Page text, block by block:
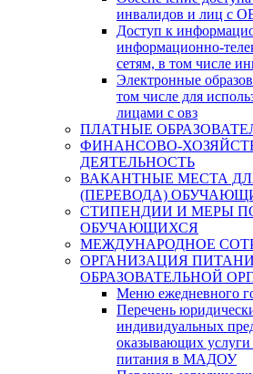
инвалидов и лиц с
Доступ к
информационно-
сетям, в том числе
Электронные
том числе для
лицами с овз
ПЛАТНЫЕ
ФИНАНСОВО-
ДЕЯТЕЛЬНОСТЬ
ВАКАНТНЫЕ МЕСТА
(ПЕРЕВОДА)
СТИПЕНДИИ И МЕРЫ
ОБУЧАЮЩИХСЯ
МЕЖДУНАРОДНОЕ
ОРГАНИЗАЦИЯ
ОБРАЗОВАТЕЛЬНОЙ
Меню ежедневного
Перечень
индивидуальных
оказывающих услуги
питания в МАДОУ